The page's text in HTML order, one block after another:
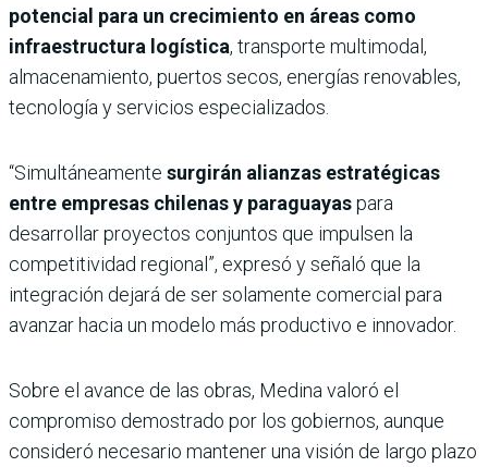
potencial para un crecimiento en áreas como
infraestructura logística, transporte multimodal,
almacenamiento, puertos secos, energías renovables,
tecnología y servicios especializados.
“Simultáneamente surgirán alianzas estratégicas
entre empresas chilenas y paraguayaspara
desarrollar proyectos conjuntos que impulsen la
competitividad regional”, expresó y señaló que la
integración dejará de ser solamente comercial para
avanzar hacia un modelo más productivo e innovador.
Sobre el avance de las obras, Medina valoró el
compromiso demostrado por los gobiernos, aunque
consideró necesario mantener una visión de largo plazo